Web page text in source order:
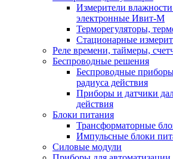
Измерители
электронные Ивит-М
Терморегуляторы,
Стационарные
Реле времени, таймеры,
Беспроводные решения
Беспроводные
радиуса действия
Приборы и датчики
действия
Блоки питания
Трансформаторные
Импульсные блоки
Силовые модули